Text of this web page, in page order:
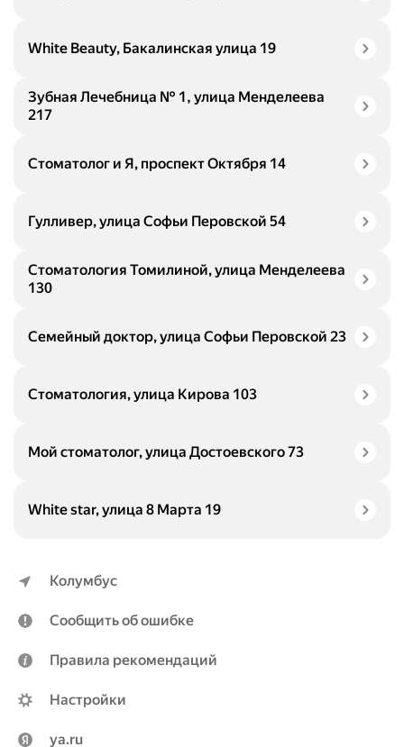
White Beauty, Бакалинская улица 19
Зубная Лечебница № 1, улица Менделеева
217
Стоматолог и Я, проспект Октября 14
Гулливер, улица Софьи Перовской 54
Стоматология Томилиной, улица Менделеева
130
Семейный доктор, улица Софьи Перовской 23
Стоматология, улица Кирова 103
Мой стоматолог, улица Достоевского 73
White star, улица 8 Марта 19
Колумбус
Сообщить об ошибке
Правила рекомендаций
Настройки
ya.ru